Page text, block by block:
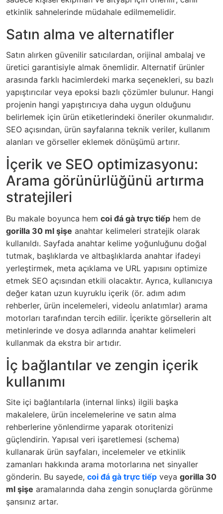
etkinlik sahnelerinde müdahale edilmemelidir.
Satın alma ve alternatifler
Satın alırken güvenilir satıcılardan, orijinal ambalaj ve
üretici garantisiyle almak önemlidir. Alternatif ürünler
arasında farklı hacimlerdeki marka seçenekleri, su bazlı
yapıştırıcılar veya epoksi bazlı çözümler bulunur. Hangi
projenin hangi yapıştırıcıya daha uygun olduğunu
belirlemek için ürün etiketlerindeki öneriler okunmalıdır.
SEO açısından, ürün sayfalarına teknik veriler, kullanım
alanları ve görseller eklemek dönüşümü artırır.
İçerik ve SEO optimizasyonu:
Arama görünürlüğünü artırma
stratejileri
Bu makale boyunca hem coi đá gà trực tiếp hem de
gorilla 30 ml şişe anahtar kelimeleri stratejik olarak
kullanıldı. Sayfada anahtar kelime yoğunluğunu doğal
tutmak, başlıklarda ve altbaşlıklarda anahtar ifadeyi
yerleştirmek, meta açıklama ve URL yapısını optimize
etmek SEO açısından etkili olacaktır. Ayrıca, kullanıcıya
değer katan uzun kuyruklu içerik (ör. adım adım
rehberler, ürün incelemeleri, videolu anlatımlar) arama
motorları tarafından tercih edilir. İçerikte görsellerin alt
metinlerinde ve dosya adlarında anahtar kelimeleri
kullanmak da ekstra bir artıdır.
İç bağlantılar ve zengin içerik
kullanımı
Site içi bağlantılarla (internal links) ilgili başka
makalelere, ürün incelemelerine ve satın alma
rehberlerine yönlendirme yaparak otoritenizi
güçlendirin. Yapısal veri işaretlemesi (schema)
kullanarak ürün sayfaları, incelemeler ve etkinlik
zamanları hakkında arama motorlarına net sinyaller
gönderin. Bu sayede, coi đá gà trực tiếp veya gorilla 30
ml şişe aramalarında daha zengin sonuçlarda görünme
şansınız artar.